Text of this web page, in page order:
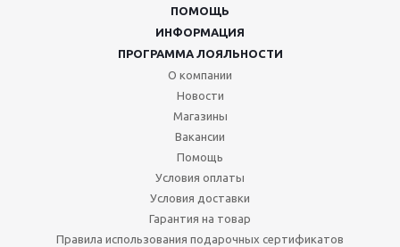
ПОМОЩЬ
ИНФОРМАЦИЯ
ПРОГРАММА ЛОЯЛЬНОСТИ
О компании
Новости
Магазины
Вакансии
Помощь
Условия оплаты
Условия доставки
Гарантия на товар
Правила использования подарочных сертификатов